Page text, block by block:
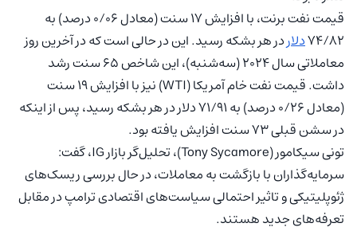
قیمت نفت برنت، با افزایش 17 سنت (معادل 0/06 درصد) به
74/82دلاردر هر بشکه رسید. این در حالی است که در آخرین روز
معاملاتی سال 2024 (سه‌شنبه)، این شاخص 65 سنت رشد
داشت. قیمت نفت خام آمریکا (WTI) نیز با افزایش 19 سنت
(معادل 0/26 درصد) به 71/91 دلار در هر بشکه رسید، پس از اینکه
در سشن قبلی 73 سنت افزایش یافته بود.
تونی سیکامور (Tony Sycamore)، تحلیل‌گر بازار IG، گفت:
سرمایه‌گذاران با بازگشت به معاملات، در حال بررسی ریسک‌های
ژئوپلیتیکی و تاثیر احتمالی سیاست‌های اقتصادی ترامپ در مقابل
تعرفه‌های جدید هستند.